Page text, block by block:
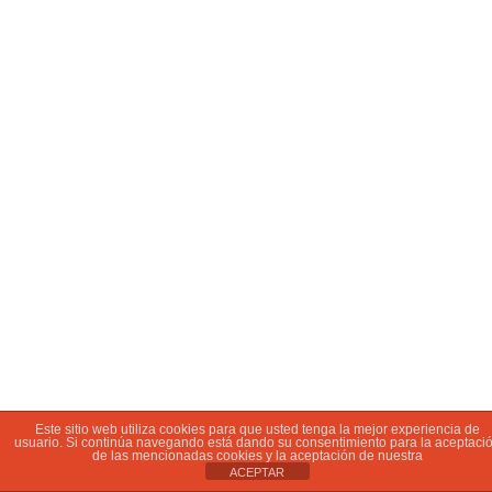
Este sitio web utiliza cookies para que usted tenga la mejor experiencia de
usuario. Si continúa navegando está dando su consentimiento para la
de las mencionadas cookies y la aceptación de nuestra
ACEPTAR